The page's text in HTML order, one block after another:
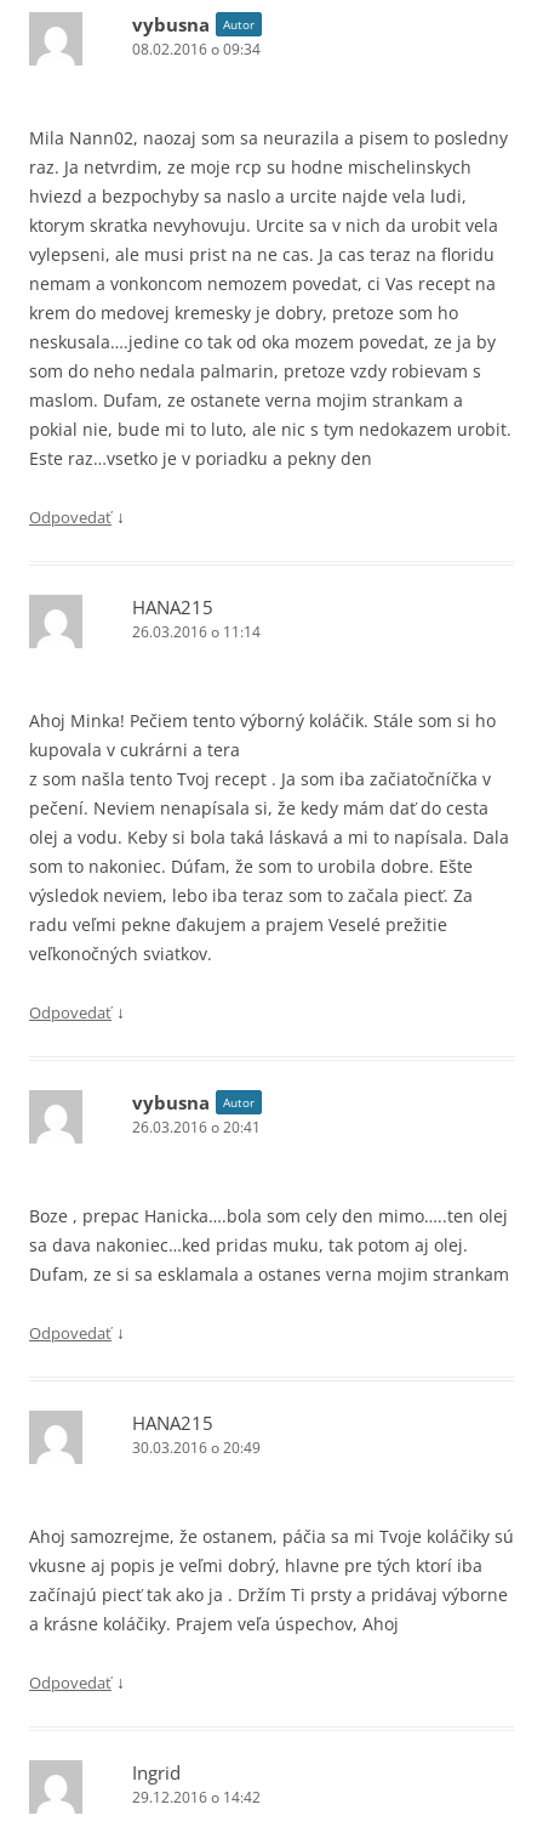
vybusna Autor
08.02.2016 o 09:34
Mila Nann02, naozaj som sa neurazila a pisem to posledny
raz. Ja netvrdim, ze moje rcp su hodne mischelinskych
hviezd a bezpochyby sa naslo a urcite najde vela ludi,
ktorym skratka nevyhovuju. Urcite sa v nich da urobit vela
vylepseni, ale musi prist na ne cas. Ja cas teraz na floridu
nemam a vonkoncom nemozem povedat, ci Vas recept na
krem do medovej kremesky je dobry, pretoze som ho
neskusala….jedine co tak od oka mozem povedat, ze ja by
som do neho nedala palmarin, pretoze vzdy robievam s
maslom. Dufam, ze ostanete verna mojim strankam a
pokial nie, bude mi to luto, ale nic s tym nedokazem urobit.
Este raz…vsetko je v poriadku a pekny den
Odpovedať ↓
HANA215
26.03.2016 o 11:14
Ahoj Minka! Pečiem tento výborný koláčik. Stále som si ho
kupovala v cukrárni a tera
z som našla tento Tvoj recept . Ja som iba začiatočníčka v
pečení. Neviem nenapísala si, že kedy mám dať do cesta
olej a vodu. Keby si bola taká láskavá a mi to napísala. Dala
som to nakoniec. Dúfam, že som to urobila dobre. Ešte
výsledok neviem, lebo iba teraz som to začala piecť. Za
radu veľmi pekne ďakujem a prajem Veselé prežitie
veľkonočných sviatkov.
Odpovedať ↓
vybusna Autor
26.03.2016 o 20:41
Boze , prepac Hanicka….bola som cely den mimo…..ten olej
sa dava nakoniec…ked pridas muku, tak potom aj olej.
Dufam, ze si sa esklamala a ostanes verna mojim strankam
Odpovedať ↓
HANA215
30.03.2016 o 20:49
Ahoj samozrejme, že ostanem, páčia sa mi Tvoje koláčiky sú
vkusne aj popis je veľmi dobrý, hlavne pre tých ktorí iba
začínajú piecť tak ako ja . Držím Ti prsty a pridávaj výborne
a krásne koláčiky. Prajem veľa úspechov, Ahoj
Odpovedať ↓
Ingrid
29.12.2016 o 14:42